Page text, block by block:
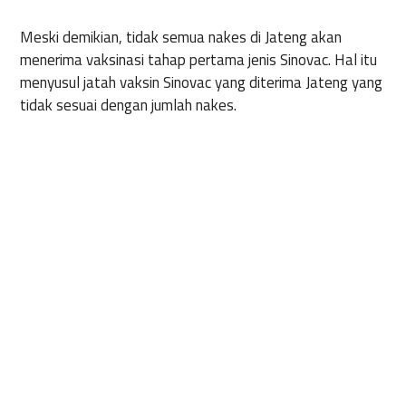
Meski demikian, tidak semua nakes di Jateng akan
menerima vaksinasi tahap pertama jenis Sinovac. Hal itu
menyusul jatah vaksin Sinovac yang diterima Jateng yang
tidak sesuai dengan jumlah nakes.